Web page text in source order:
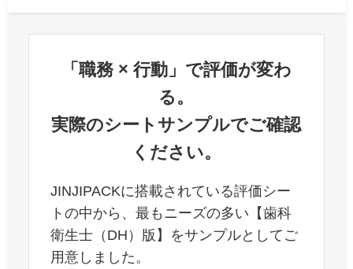
「職務 × 行動」で評価が変わ
る。
実際のシートサンプルでご確認
ください。
JINJIPACKに搭載されている評価シー
トの中から、最もニーズの多い【歯科
衛生士（DH）版】をサンプルとしてご
用意しました。